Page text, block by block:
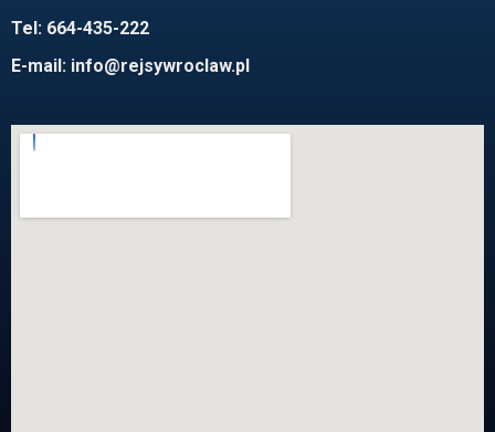
Tel: 664-435-222
E-mail: info@rejsywroclaw.pl